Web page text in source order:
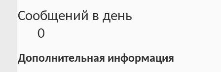
Сообщений в день
0
Дополнительная информация